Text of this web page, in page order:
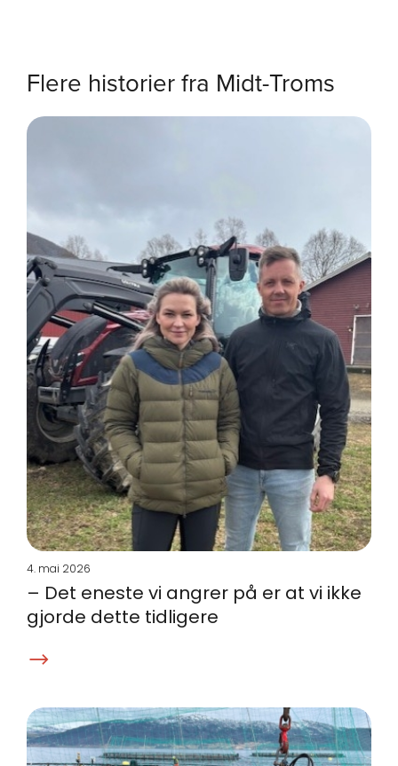
Flere historier fra Midt-Troms
4. mai 2026
– Det eneste vi angrer på er at vi ikke
gjorde dette tidligere